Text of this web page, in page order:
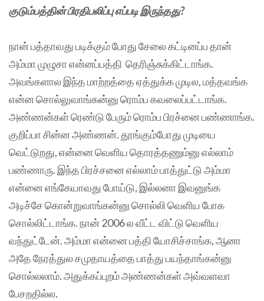
குடும்பத்தின் பிரதிபலிப்பு எப்படி இருந்தது?
நான் பத்தாவது படிக்கும் போது சேலை கட்டினப்ப தான்
அம்மா முழுசா என்னப்பத்தி தெரிஞ்சுக்கிட்டாங்க.
அவங்களால இந்த மாற்றத்தை ஏத்துக்க முடில, மத்தவங்க
என்ன சொல்லுவாங்கன்னு ரொம்ப கவலைப்பட்டாங்க.
அண்ணன்கள் ரெண்டு பேரும் ரொம்ப பிரச்னை பண்ணாங்க.
குறிப்பா சின்ன அண்ணன். தூங்கும்போது முடியை
வெட்டுறது, என்னை வெளிய தொரத்தணும்னு எல்லாம்
பண்ணாரு. இந்த பிரச்சனை எல்லாம் பாத்துட்டு அம்மா
என்னை எங்கேயாவது போய்டு, இல்லனா இவனுங்க
அடிச்சே கொன்றுவாங்கன்னு சொல்லி வெளிய போக
சொல்லிட்டாங்க. நான் 2006 ல வீட்ட விட்டு வெளிய
வந்துட்டேன். அம்மா என்னை பத்தி யோசிச்சாங்க, ஆனா
அதே நேரத்துல சமுதாயத்தை பாத்து பயந்தாங்கன்னு
சொல்லலாம். அதுக்கப்புறம் அண்ணன்கள் அவ்வளவா
பேசறதில்ல.